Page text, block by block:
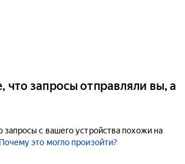
что запросы отправляли вы, а
запросы с вашего устройства похожи на
Почему это могло произойти?